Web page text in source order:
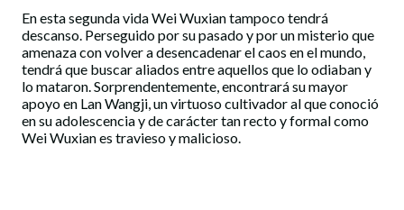
En esta segunda vida Wei Wuxian tampoco tendrá
descanso. Perseguido por su pasado y por un misterio que
amenaza con volver a desencadenar el caos en el mundo,
tendrá que buscar aliados entre aquellos que lo odiaban y
lo mataron. Sorprendentemente, encontrará su mayor
apoyo en Lan Wangji, un virtuoso cultivador al que conoció
en su adolescencia y de carácter tan recto y formal como
Wei Wuxian es travieso y malicioso.